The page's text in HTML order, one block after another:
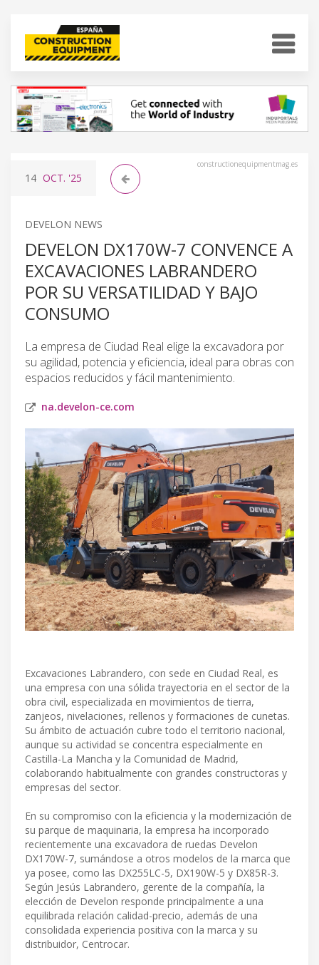
constructionequipmentmag.es
14 OCT. '25
DEVELON NEWS
DEVELON DX170W-7 CONVENCE A
EXCAVACIONES LABRANDERO
POR SU VERSATILIDAD Y BAJO
CONSUMO
La empresa de Ciudad Real elige la excavadora por
su agilidad, potencia y eficiencia, ideal para obras con
espacios reducidos y fácil mantenimiento.
na.develon-ce.com
Excavaciones Labrandero, con sede en Ciudad Real, es
una empresa con una sólida trayectoria en el sector de la
obra civil, especializada en movimientos de tierra,
zanjeos, nivelaciones, rellenos y formaciones de cunetas.
Su ámbito de actuación cubre todo el territorio nacional,
aunque su actividad se concentra especialmente en
Castilla-La Mancha y la Comunidad de Madrid,
colaborando habitualmente con grandes constructoras y
empresas del sector.
En su compromiso con la eficiencia y la modernización de
su parque de maquinaria, la empresa ha incorporado
recientemente una excavadora de ruedas Develon
DX170W-7, sumándose a otros modelos de la marca que
ya posee, como las DX255LC-5, DX190W-5 y DX85R-3.
Según Jesús Labrandero, gerente de la compañía, la
elección de Develon responde principalmente a una
equilibrada relación calidad-precio, además de una
consolidada experiencia positiva con la marca y su
distribuidor, Centrocar.